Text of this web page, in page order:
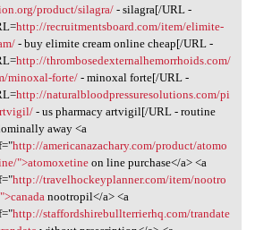
product/silagra/- silagra[/URL -
http://recruitmentsboard.com/item/elimite-
- buy elimite cream online cheap[/URL -
http://thrombosedexternalhemorrhoids.com/
minoxal-forte/- minoxal forte[/URL -
http://naturalbloodpressuresolutions.com/pi
- us pharmacy artvigil[/URL - routine
away <a
http://americanazachary.com/product/atomo
">atomoxetineon line purchase</a> <a
http://travelhockeyplanner.com/item/nootro
nootropil</a> <a
http://staffordshirebullterrierhq.com/trandate